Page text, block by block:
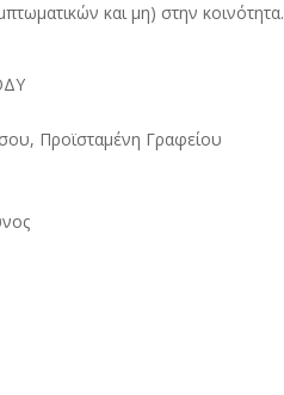
και μη) στην κοινότητα.
Προϊσταμένη Γραφείου